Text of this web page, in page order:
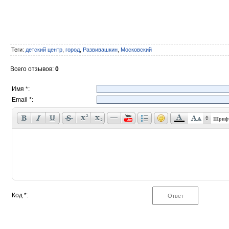
Теги: детский центр город Развивашкин Московский
Всего отзывов: 0
Имя *:
Email *:
Код *: